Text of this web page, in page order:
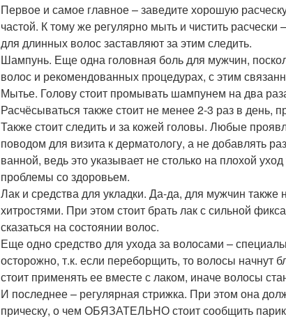
Первое и самое главное – заведите хорошую
частой. К тому же регулярно мыть и чистить
для длинных волос заставляют за этим следить.
Шампунь. Еще одна головная боль для мужчин,
волос и рекомендованных процедурах, с этим
Мытье. Голову стоит промывать шампунем на два
Расчёсываться также стоит не менее 2-3 раз в
Также стоит следить и за кожей головы. Любые
поводом для визита к дерматологу, а не добавлять
ванной, ведь это указывает не столько на плохой
проблемы со здоровьем.
Лак и средства для укладки. Да-да, для мужчин
хитростями. При этом стоит брать лак с сильной
сказаться на состоянии волос.
Еще одно средство для ухода за волосами –
осторожно, т.к. если переборщить, то волосы начнут
стоит применять ее вместе с лаком, иначе волосы
И последнее – регулярная стрижка. При этом она
прическу, о чем ОБЯЗАТЕЛЬНО стоит сообщить